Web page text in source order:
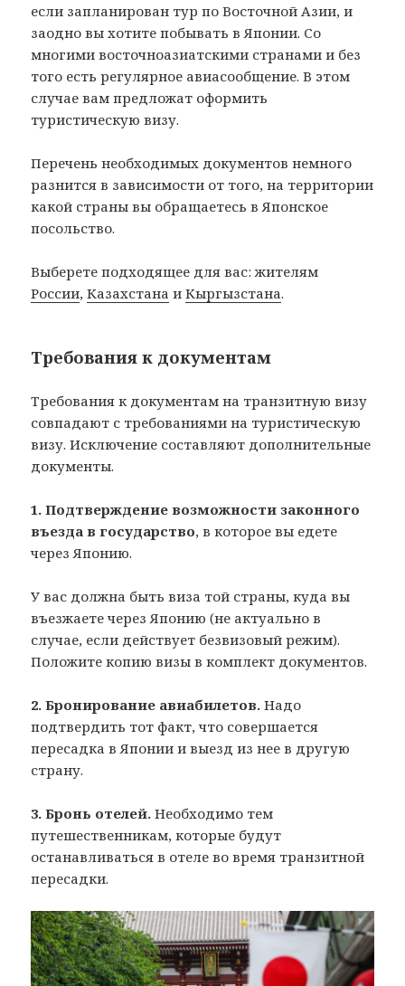
если запланирован тур по Восточной Азии, и
заодно вы хотите побывать в Японии. Со
многими восточноазиатскими странами и без
того есть регулярное авиасообщение. В этом
случае вам предложат оформить
туристическую визу.
Перечень необходимых документов немного
разнится в зависимости от того, на территории
какой страны вы обращаетесь в Японское
посольство.
Выберете подходящее для вас: жителям
России,Казахстана иКыргызстана.
Требования к документам
Требования к документам на транзитную визу
совпадают с требованиями на туристическую
визу. Исключение составляют дополнительные
документы.
1. Подтверждение возможности законного
въезда в государство, в которое вы едете
через Японию.
У вас должна быть виза той страны, куда вы
въезжаете через Японию (не актуально в
случае, если действует безвизовый режим).
Положите копию визы в комплект документов.
2. Бронирование авиабилетов. Надо
подтвердить тот факт, что совершается
пересадка в Японии и выезд из нее в другую
страну.
3. Бронь отелей. Необходимо тем
путешественникам, которые будут
останавливаться в отеле во время транзитной
пересадки.